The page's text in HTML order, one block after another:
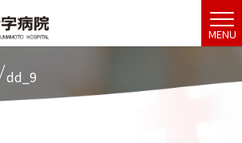
MENU
dd_9